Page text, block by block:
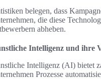
belegen, dass
die diese
abheben.
Intelligenz und ihre
Intelligenz (AI) bietet
Prozesse